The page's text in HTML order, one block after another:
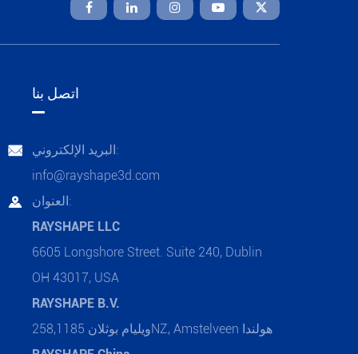

اتصل بنا

البريد الإلكتروني:
info@rayshape3d.com

العنوان:
RAYSHAPE LLC
6605 Longshore Street. Suite 240, Dublin
OH 43017, USA
RAYSHAPE B.V.
ويليام بوثلان 258,1185NZ, Amstelveen هولندا